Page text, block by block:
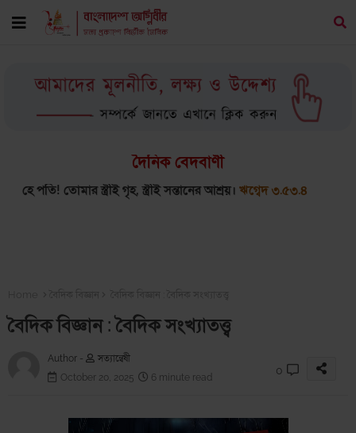
দৈনিক বেদবাণী
স্ত্রীই গৃহ, স্ত্রীই সন্তানের আশ্রয়।ঋগ্বেদ ৩.৫৩.৪ পরমাত্মার
বৈদিক বিজ্ঞান : বৈদিক সংখ্যাতত্ত্ব
Author -
সত্যান্বেষী
October 20, 2025
6 minute read
0